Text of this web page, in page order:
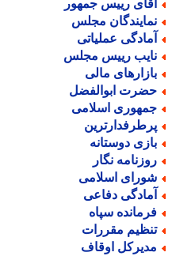
رییس جمهور
مجلس
عملیاتی
رییس مجلس
مالی
ابوالفضل
اسلامی
دوستانه
نگار
اسلامی
دفاعی
سپاه
مقررات
اوقاف